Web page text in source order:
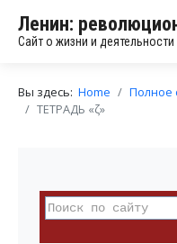
Ленин:
Сайт о жизни и
Вы здесь: Home Полное
ТЕТРАДЬ «ζ»